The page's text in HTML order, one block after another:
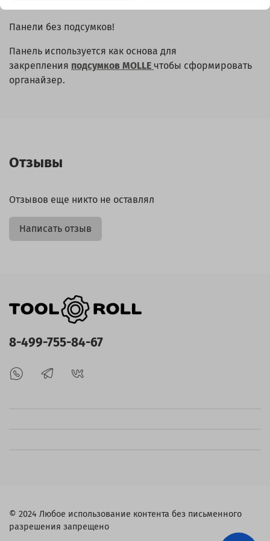
багажника Toyota Land Cruiser 80
Панели без подсумков!
Панель используется как основа для
закрепления подсумков MOLLE чтобы сформировать
органайзер.
Отзывы
Отзывов еще никто не оставлял
Написать отзыв
8-499-755-84-67
© 2024 Любое использование контента без письменного
разрешения запрещено